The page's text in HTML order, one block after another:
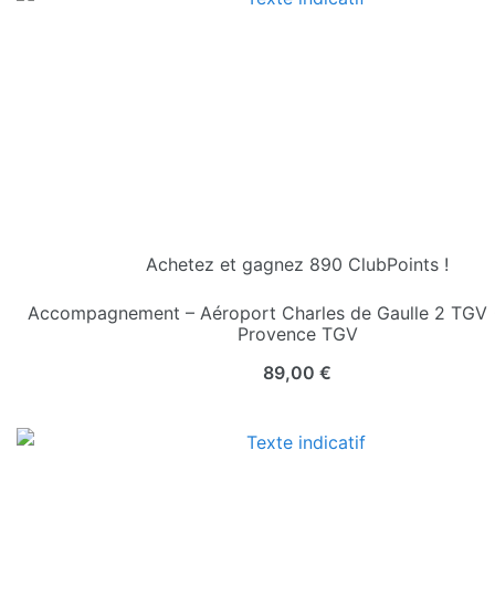
Achetez et gagnez 890 ClubPoints !
Accompagnement – Aéroport Charles de Gaulle 2
Provence TGV
89,00 €